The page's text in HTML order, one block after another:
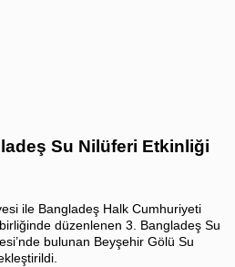
Su Nilüferi Etkinliği
ile Bangladeş Halk Cumhuriyeti
düzenlenen 3. Bangladeş Su
bulunan Beyşehir Gölü Su